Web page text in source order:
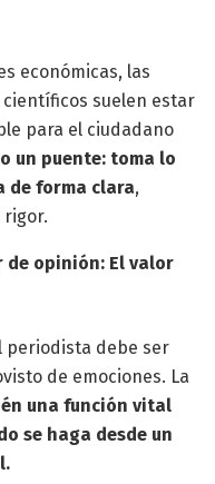
económicas, las
suelen estar
para el ciudadano
un puente: toma lo
de forma clara,
de opinión: El valor
periodista debe ser
de emociones. La
una función vital
se haga desde un